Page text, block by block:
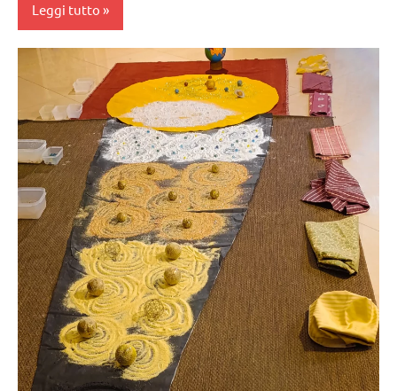
Leggi tutto
algebra
Montessori
classi
1a-5a
dai
6
anni
GUIDA
DIDATTICA
MONTESSORI
MATEMATICA
MONTESSORI
psicoaritmetica